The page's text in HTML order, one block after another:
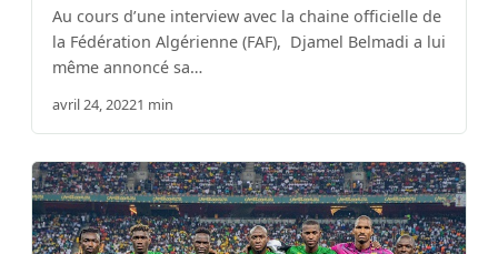
Au cours d’une interview avec la chaine officielle de
la Fédération Algérienne (FAF), Djamel Belmadi a lui
même annoncé sa…
avril 24, 20221 min